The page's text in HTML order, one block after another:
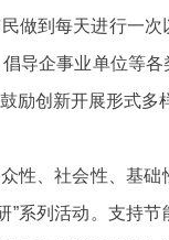
做到每天进行一
导企事业单位等
励创新开展形式多
性、社会性、基
系列活动。支持